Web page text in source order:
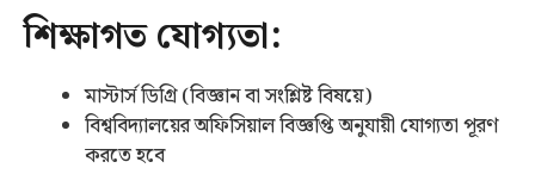
শিক্ষাগত যোগ্যতা:
মাস্টার্স ডিগ্রি (বিজ্ঞান বা সংশ্লিষ্ট বিষয়ে)
বিশ্ববিদ্যালয়ের অফিসিয়াল বিজ্ঞপ্তি অনুযায়ী যোগ্যতা পূরণ
করতে হবে